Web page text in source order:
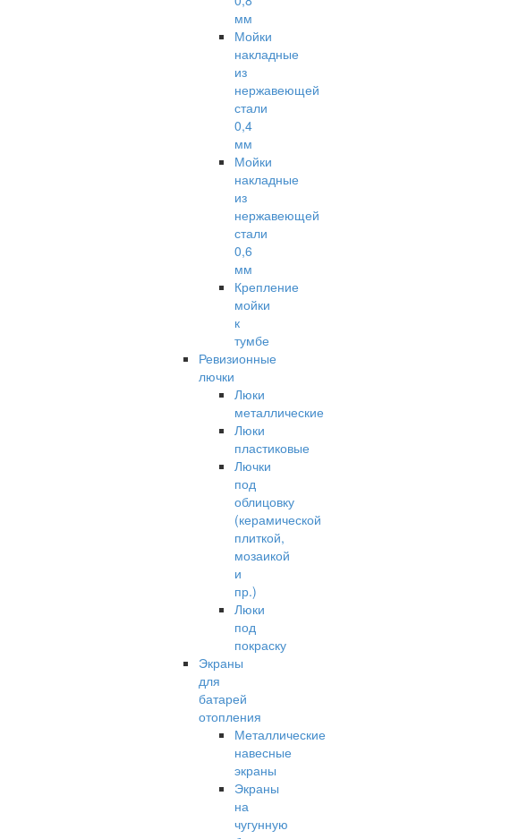
мм
Мойки
накладные
из
нержавеющей
стали
0,4
мм
Мойки
накладные
из
нержавеющей
стали
0,6
мм
Крепление
мойки
к
тумбе
Ревизионные
лючки
Люки
металлические
Люки
пластиковые
Лючки
под
облицовку
(керамической
плиткой,
мозаикой
и
пр.)
Люки
под
покраску
Экраны
для
батарей
отопления
Металлические
навесные
экраны
Экраны
на
чугунную